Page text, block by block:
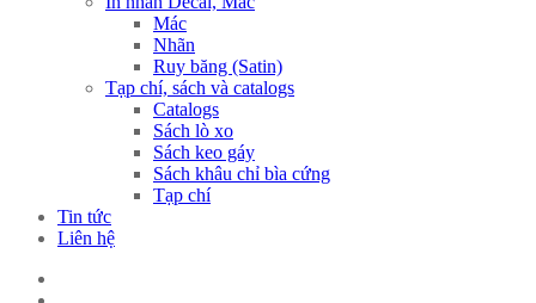
Mác
Nhãn
Ruy băng (Satin)
Tạp chí, sách và catalogs
Catalogs
Sách lò xo
Sách keo gáy
Sách khâu chỉ bìa cứng
Tạp chí
Tin tức
Liên hệ